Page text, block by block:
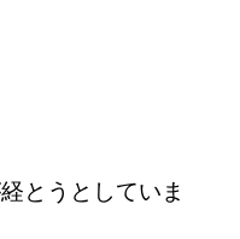
とうとしていま